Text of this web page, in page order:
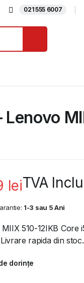
021 555 6007
Lenovo
leiTVA
1-3 sau 5 Ani
510-12IKB Core
rapida din stoc.
dorințe